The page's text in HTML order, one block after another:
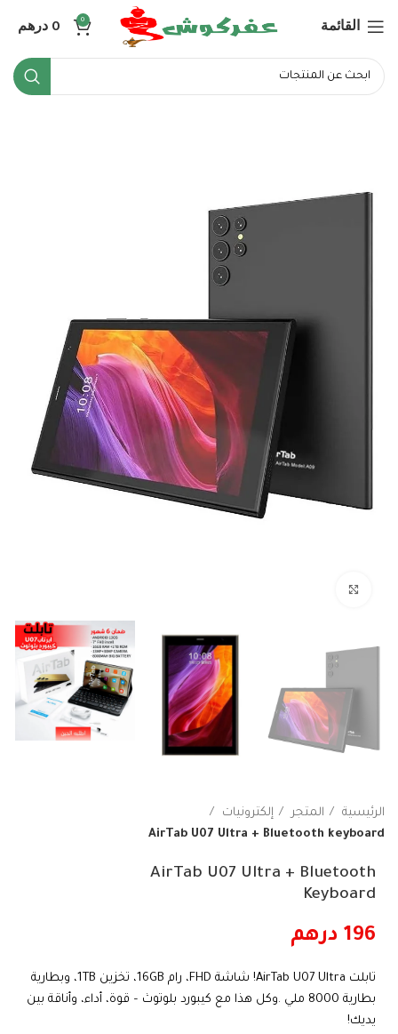
القائمة 0
0درهم
الرئيسية المتجر
إلكترونيات
AirTab U07 Ultra + Bluetooth keyboard
AirTab U07 Ultra + Bluetooth
Keyboard
196 درهم
تابلت AirTab U07 Ultra! شاشة FHD، رام 16GB، تخزين 1TB، وبطارية
بطارية 8000 ملي .وكل هذا مع كيبورد بلوتوث – قوة، أداء، وأناقة بين
يديك!